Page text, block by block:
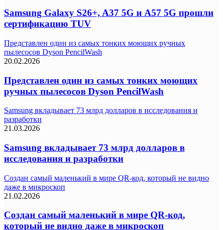
Samsung Galaxy S26+, A37 5G и A57 5G прошли
сертификацию TUV
Представлен один из самых тонких моющих ручных
пылесосов Dyson PencilWash
20.02.2026
Представлен один из самых тонких моющих
ручных пылесосов Dyson PencilWash
Samsung вкладывает 73 млрд долларов в исследования и
разработки
21.03.2026
Samsung вкладывает 73 млрд долларов в
исследования и разработки
Создан самый маленький в мире QR-код, который не видно
даже в микроскоп
21.02.2026
Создан самый маленький в мире QR-код,
который не видно даже в микроскоп